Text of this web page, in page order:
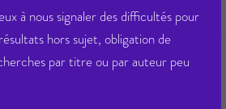
à nous signaler des difficultés pour
hors sujet, obligation de
par titre ou par auteur peu
ajouter